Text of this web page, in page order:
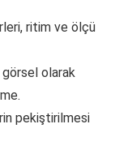
ritim ve ölçü
görsel olarak
pekiştirilmesi